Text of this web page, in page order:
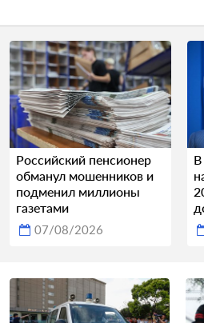
Российский пенсионер
обманул мошенников и
подменил миллионы
газетами
07/08/2026
В